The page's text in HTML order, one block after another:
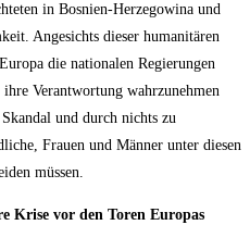
in Bosnien‐Herzegowina und
Angesichts dieser humanitären
die nationalen Regierungen
Verantwortung wahrzunehmen
und durch nichts zu
Frauen und Männer unter diesen
müssen.
Krise vor den Toren Europas